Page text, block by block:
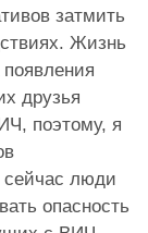
затмить
Жизнь
друзья
поэтому, я
сейчас люди
опасность